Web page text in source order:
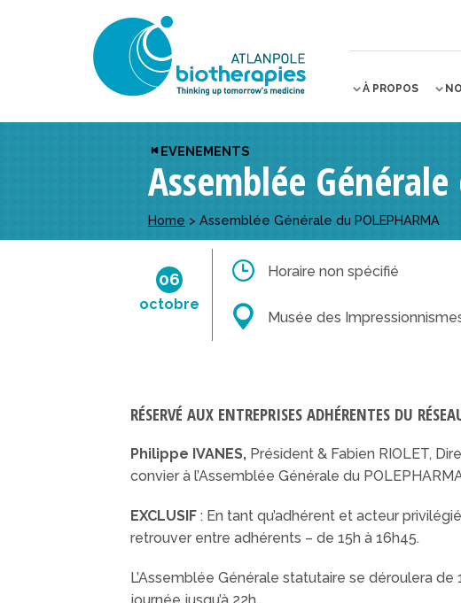
À PROPOS
EVENEMENTS
Assemblée Générale
Home > Assemblée Générale du POLEPHARMA
06
octobre
Horaire non spécifié
Musée des
RÉSERVÉ AUX ENTREPRISES ADHÉRENTES DU
Philippe IVANES, Président & Fabien RIOLET,
convier à l’Assemblée Générale du
EXCLUSIF : En tant qu’adhérent et acteur
retrouver entre adhérents – de 15h à 16h45.
L’Assemblée Générale statutaire se déroulera